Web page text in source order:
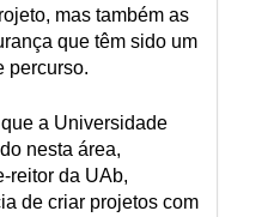
mas também as
que têm sido um
percurso.
a Universidade
nesta área,
reitor da UAb,
de criar projetos com